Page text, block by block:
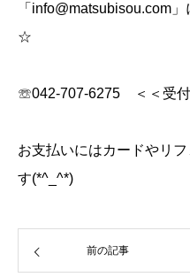
「info@matsubisou.com
☆
☏042-707-6275 ＜＜受
お支払いにはカードやリ
す(*^_^*)
前の記事